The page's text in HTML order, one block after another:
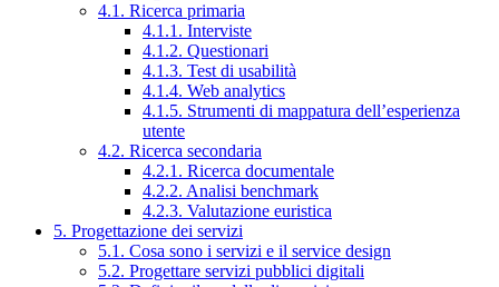
4.1. Ricerca primaria
4.1.1. Interviste
4.1.2. Questionari
4.1.3. Test di usabilità
4.1.4. Web analytics
4.1.5. Strumenti di mappatura dell’esperienza
utente
4.2. Ricerca secondaria
4.2.1. Ricerca documentale
4.2.2. Analisi benchmark
4.2.3. Valutazione euristica
5. Progettazione dei servizi
5.1. Cosa sono i servizi e il service design
5.2. Progettare servizi pubblici digitali